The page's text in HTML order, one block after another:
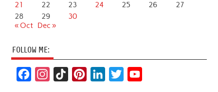
21
22 23 24 25 26
27
28
29
30
« Oct
Dec »
FOLLOW ME: